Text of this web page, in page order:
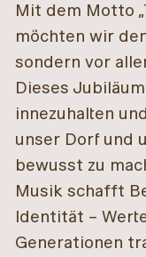
Mit dem Motto
möchten wir
sondern vor
Dieses
innezuhalten
unser Dorf und
bewusst zu
Musik schafft
Identität –
Generationen